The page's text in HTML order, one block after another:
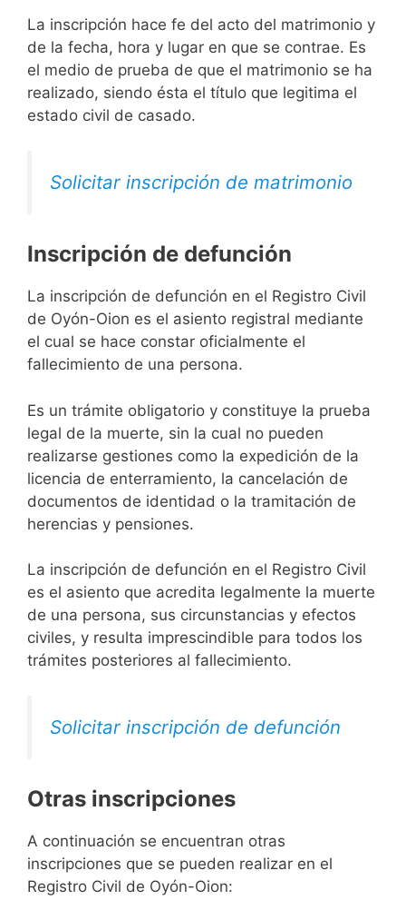
La inscripción hace fe del acto del matrimonio y
de la fecha, hora y lugar en que se contrae. Es
el medio de prueba de que el matrimonio se ha
realizado, siendo ésta el título que legitima el
estado civil de casado.
Solicitar inscripción de matrimonio
Inscripción de defunción
La inscripción de defunción en el Registro Civil
de Oyón-Oion es el asiento registral mediante
el cual se hace constar oficialmente el
fallecimiento de una persona.
Es un trámite obligatorio y constituye la prueba
legal de la muerte, sin la cual no pueden
realizarse gestiones como la expedición de la
licencia de enterramiento, la cancelación de
documentos de identidad o la tramitación de
herencias y pensiones.
La inscripción de defunción en el Registro Civil
es el asiento que acredita legalmente la muerte
de una persona, sus circunstancias y efectos
civiles, y resulta imprescindible para todos los
trámites posteriores al fallecimiento.
Solicitar inscripción de defunción
Otras inscripciones
A continuación se encuentran otras
inscripciones que se pueden realizar en el
Registro Civil de Oyón-Oion: